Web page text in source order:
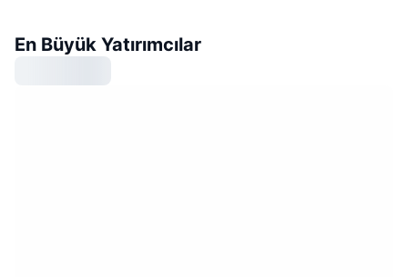
En Büyük Yatırımcılar